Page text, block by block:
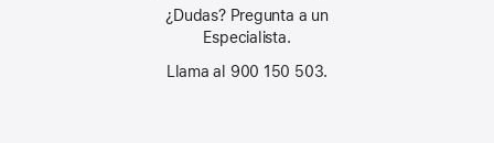
¿Dudas? Pregunta a un
Especialista.
Llama al 900 150 503.